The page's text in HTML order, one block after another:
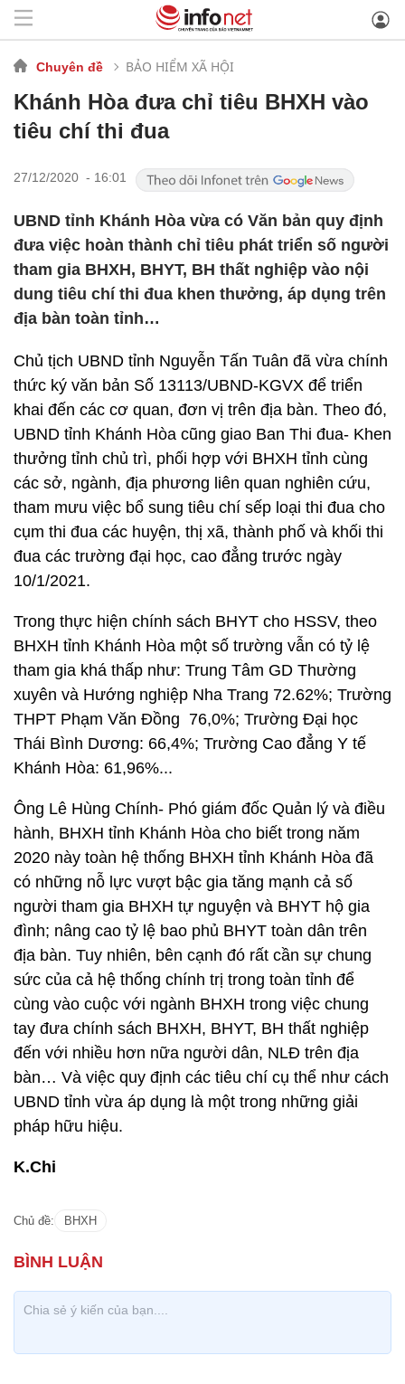
Chuyên đề BẢO HIỂM XÃ HỘI
Khánh Hòa đưa chỉ tiêu BHXH vào
tiêu chí thi đua
27/12/2020 - 16:01
UBND tỉnh Khánh Hòa vừa có Văn bản quy định
đưa việc hoàn thành chỉ tiêu phát triển số người
tham gia BHXH, BHYT, BH thất nghiệp vào nội
dung tiêu chí thi đua khen thưởng, áp dụng trên
địa bàn toàn tỉnh…
Chủ tịch UBND tỉnh Nguyễn Tấn Tuân đã vừa chính
thức ký văn bản Số 13113/UBND-KGVX để triển
khai đến các cơ quan, đơn vị trên địa bàn. Theo đó,
UBND tỉnh Khánh Hòa cũng giao Ban Thi đua- Khen
thưởng tỉnh chủ trì, phối hợp với BHXH tỉnh cùng
các sở, ngành, địa phương liên quan nghiên cứu,
tham mưu việc bổ sung tiêu chí sếp loại thi đua cho
cụm thi đua các huyện, thị xã, thành phố và khối thi
đua các trường đại học, cao đẳng trước ngày
10/1/2021.
Trong thực hiện chính sách BHYT cho HSSV, theo
BHXH tỉnh Khánh Hòa một số trường vẫn có tỷ lệ
tham gia khá thấp như: Trung Tâm GD Thường
xuyên và Hướng nghiệp Nha Trang 72.62%; Trường
THPT Phạm Văn Đồng 76,0%; Trường Đại học
Thái Bình Dương: 66,4%; Trường Cao đẳng Y tế
Khánh Hòa: 61,96%...
Ông Lê Hùng Chính- Phó giám đốc Quản lý và điều
hành, BHXH tỉnh Khánh Hòa cho biết trong năm
2020 này toàn hệ thống BHXH tỉnh Khánh Hòa đã
có những nỗ lực vượt bậc gia tăng mạnh cả số
người tham gia BHXH tự nguyện và BHYT hộ gia
đình; nâng cao tỷ lệ bao phủ BHYT toàn dân trên
địa bàn. Tuy nhiên, bên cạnh đó rất cần sự chung
sức của cả hệ thống chính trị trong toàn tỉnh để
cùng vào cuộc với ngành BHXH trong việc chung
tay đưa chính sách BHXH, BHYT, BH thất nghiệp
đến với nhiều hơn nữa người dân, NLĐ trên địa
bàn… Và việc quy định các tiêu chí cụ thể như cách
UBND tỉnh vừa áp dụng là một trong những giải
pháp hữu hiệu.
K.Chi
Chủ đề: BHXH